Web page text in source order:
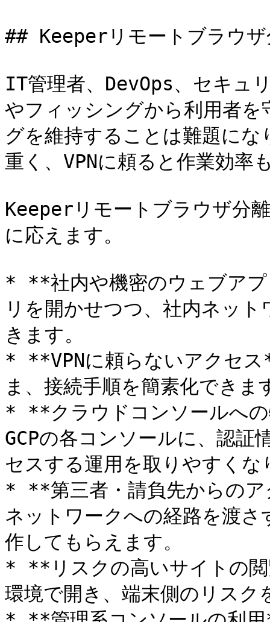
## Keeperリモートブラウザ
IT管理者、DevOps、セキュ
やフィッシングから利用者
グを維持することは難題に
重く、VPNに頼ると作業効率
Keeperリモートブラウザ分
に応えます。
* **社内や機密のウェブア
リを開かせつつ、社内ネッ
きます。
* **VPNに頼らないアクセ
ま、接続手順を簡素化できま
* **クラウドコンソールへ
GCPの各コンソールに、認証
セスする運用を取りやすくな
* **第三者・請負先からの
ネットワークへの経路を渡
作してもらえます。
* **リスクの高いサイトの
環境で開き、端末側のリスク